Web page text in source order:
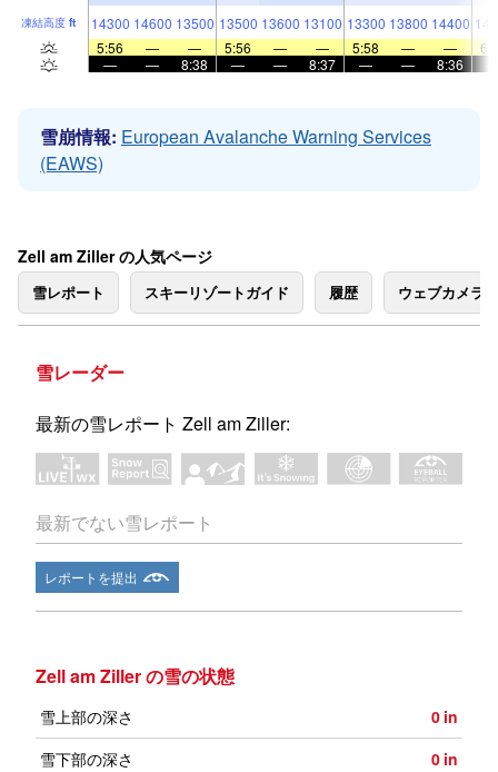
凍結高度 ft 14300 14600 13500 13500 13600 13100 13300 13800 14400
5:56
— — 5:56 — — 5:58 — —
—
— 8:38 — — 8:37 — — 8:36
雪崩情報: European Avalanche Warning Services
(EAWS)
Zell am Ziller の人気ページ
雪レポート スキーリゾートガイド 履歴 ウェブカメラ
雪レーダー
最新の雪レポート Zell am Ziller:
最新でない雪レポート
レポートを提出
Zell am Ziller の雪の状態
雪上部の深さ 0 in
雪下部の深さ
0 in